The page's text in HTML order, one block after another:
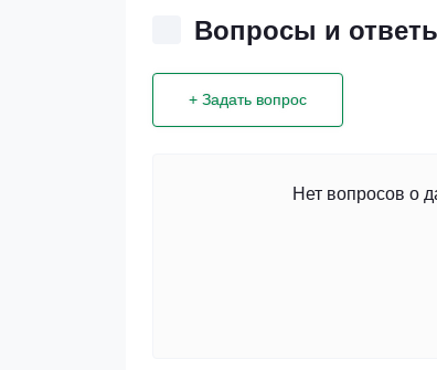
Вопросы и
+ Задать вопрос
Нет вопросов о